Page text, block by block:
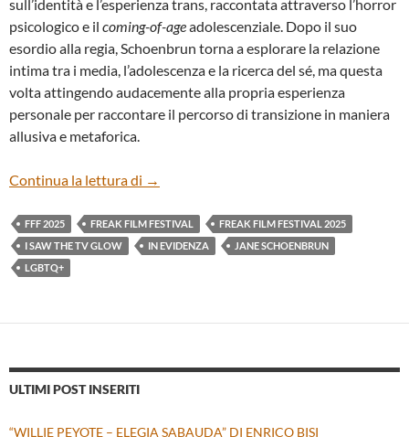
sull’identità e l’esperienza trans, raccontata attraverso l’horror
psicologico e il coming-of-ageadolescenziale. Dopo il suo
esordio alla regia, Schoenbrun torna a esplorare la relazione
intima tra i media, l’adolescenza e la ricerca del sé, ma questa
volta attingendo audacemente alla propria esperienza
personale per raccontare il percorso di transizione in maniera
allusiva e metaforica.
Continua la lettura di “I SAW THE TV GLOW” DI JANE
→
FFF 2025 FREAK FILM FESTIVAL
FREAK FILM FESTIVAL 2025
I SAW THE TV GLOW
IN EVIDENZA
JANE SCHOENBRUN
LGBTQ+
ULTIMI POST INSERITI
“WILLIE PEYOTE – ELEGIA SABAUDA” DI ENRICO BISI